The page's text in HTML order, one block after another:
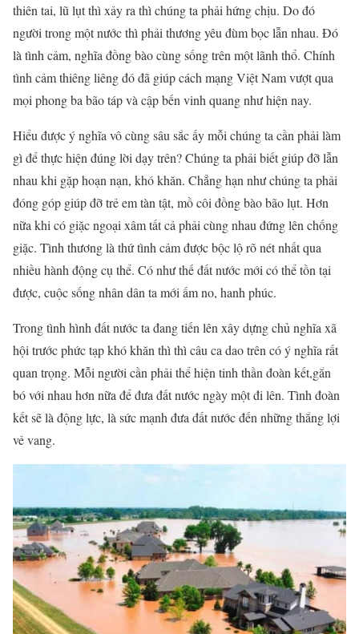
thiên tai, lũ lụt thì xảy ra thì chúng ta phải hứng chịu. Do đó
người trong một nước thì phải thương yêu đùm bọc lẫn nhau. Đó
là tình cảm, nghĩa đồng bào cùng sống trên một lãnh thổ. Chính
tình cảm thiêng liêng đó đã giúp cách mạng Việt Nam vượt qua
mọi phong ba bão táp và cập bến vinh quang như hiện nay.
Hiểu được ý nghĩa vô cùng sâu sắc ấy mỗi chúng ta cần phải làm
gì để thực hiện đúng lời dạy trên? Chúng ta phải biết giúp đỡ lẫn
nhau khi gặp hoạn nạn, khó khăn. Chẳng hạn như chúng ta phải
đóng góp giúp đỡ trẻ em tàn tật, mồ côi đồng bào bão lụt. Hơn
nữa khi có giặc ngoại xâm tất cả phải cùng nhau đứng lên chống
giặc. Tình thương là thứ tình cảm được bộc lộ rõ nét nhất qua
nhiều hành động cụ thể. Có như thế đất nước mới có thể tồn tại
được, cuộc sống nhân dân ta mới ấm no, hanh phúc.
Trong tình hình đất nước ta đang tiến lên xây dựng chủ nghĩa xã
hội trước phức tạp khó khăn thì thì câu ca dao trên có ý nghĩa rất
quan trọng. Mỗi người cần phải thể hiện tinh thần đoàn kết,gắn
bó với nhau hơn nữa để đưa đất nước ngày một đi lên. Tình đoàn
kết sẽ là động lực, là sức mạnh đưa đất nước đến những thắng lợi
vẻ vang.